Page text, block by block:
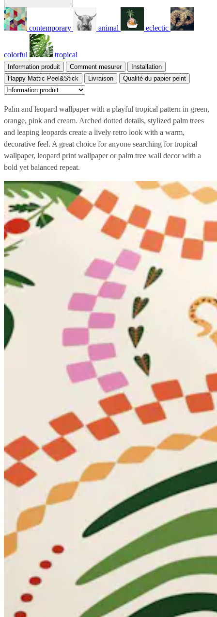
contemporary animal eclectic
colorful tropical
Information produit Comment mesurer
Installation
Happy Mattic Peel&Stick
Livraison Qualité du papier peint
Palm and leopard wallpaper with a playful tropical pattern in green,
orange, pink and cream. Arched dotted details, stylized palm trees
and leaping leopards create a lively retro look with a warm,
decorative feel. A great choice for anyone searching for tropical
wallpaper, leopard print wallpaper or palm tree wall decor with a
bold yet balanced repeat.